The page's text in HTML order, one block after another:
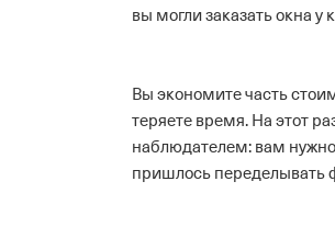
вы могли заказать окна у
Вы экономите часть
теряете время. На этот
наблюдателем: вам
пришлось переделывать